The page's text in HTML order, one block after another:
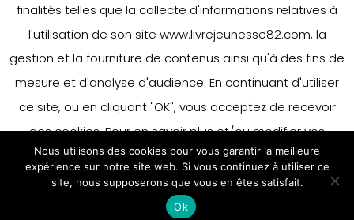
finalités telles que la collecte d'informations relatives à
l'utilisation de son site www.livrejeunesse82.com, la
gestion et la fourniture de contenus ainsi qu'à des fins de
mesure et d'analyse d'audience. En continuant d'utiliser
ce site, ou en cliquant "OK", vous acceptez de recevoir
des cookies. Pour en savoir plus et/ou modifier vos
préférences en matière de cookies, merci de vous référer
à notre politique sur les cookies.
Accepter
En savoir plus
Nous utilisons des cookies pour vous garantir la meilleure
expérience sur notre site web. Si vous continuez à utiliser ce
site, nous supposerons que vous en êtes satisfait.
Ok